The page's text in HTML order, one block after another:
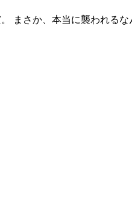
まさか、本当に襲われる